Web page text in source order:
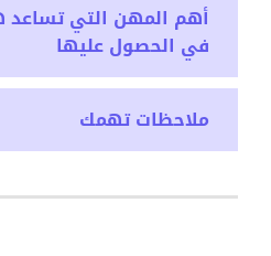
أهم المهن التي
في الحصول عليها
ملاحظات تهمك